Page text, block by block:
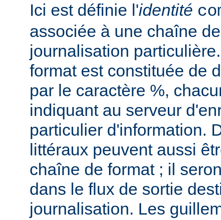
Ici est définie l'identité
associée à une chaîne
journalisation
format est constituée de
par le caractère %,
indiquant au serveur
particulier d'information.
littéraux peuvent aussi
chaîne de format ; il
dans le flux de sortie
journalisation. Les